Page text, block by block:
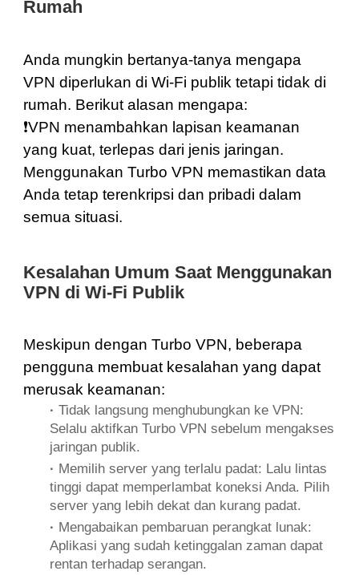
Rumah
Anda mungkin bertanya-tanya mengapa
VPN diperlukan di Wi-Fi publik tetapi tidak di
rumah. Berikut alasan mengapa:
❗️VPN menambahkan lapisan keamanan
yang kuat, terlepas dari jenis jaringan.
Menggunakan Turbo VPN memastikan data
Anda tetap terenkripsi dan pribadi dalam
semua situasi.
Kesalahan Umum Saat Menggunakan
VPN di Wi-Fi Publik
Meskipun dengan Turbo VPN, beberapa
pengguna membuat kesalahan yang dapat
merusak keamanan:
·Tidak langsung menghubungkan ke VPN:
Selalu aktifkan Turbo VPN sebelum mengakses
jaringan publik.
· Memilih server yang terlalu padat: Lalu lintas
tinggi dapat memperlambat koneksi Anda. Pilih
server yang lebih dekat dan kurang padat.
· Mengabaikan pembaruan perangkat lunak:
Aplikasi yang sudah ketinggalan zaman dapat
rentan terhadap serangan.